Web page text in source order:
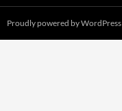
Proudly powered by WordPress